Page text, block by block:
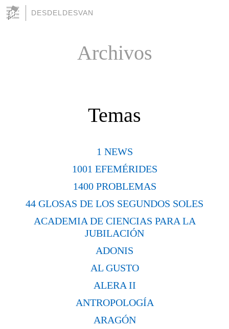
DESDELDESVAN
Archivos
Temas
1 NEWS
1001 EFEMÉRIDES
1400 PROBLEMAS
44 GLOSAS DE LOS SEGUNDOS SOLES
ACADEMIA DE CIENCIAS PARA LA
JUBILACIÓN
ADONIS
AL GUSTO
ALERA II
ANTROPOLOGÍA
ARAGÓN